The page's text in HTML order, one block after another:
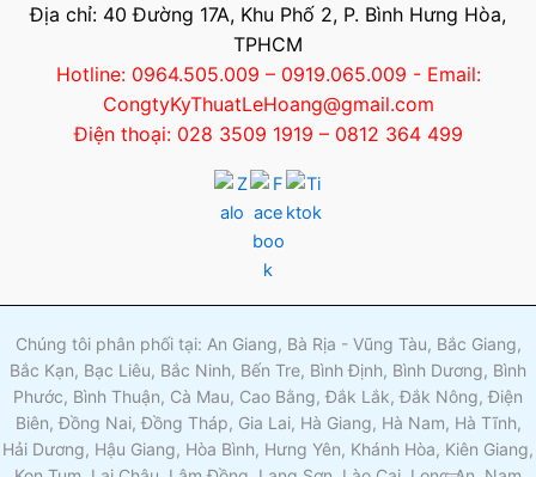
Địa chỉ: 40 Đường 17A, Khu Phố 2, P. Bình Hưng Hòa,
TPHCM
Hotline: 0964.505.009 – 0919.065.009 - Email:
CongtyKyThuatLeHoang@gmail.com
Điện thoại: 028 3509 1919 – 0812 364 499
Chúng tôi phân phối tại: An Giang, Bà Rịa - Vũng Tàu, Bắc Giang,
Bắc Kạn, Bạc Liêu, Bắc Ninh, Bến Tre, Bình Định, Bình Dương, Bình
Phước, Bình Thuận, Cà Mau, Cao Bằng, Đắk Lắk, Đắk Nông, Điện
Biên, Đồng Nai, Đồng Tháp, Gia Lai, Hà Giang, Hà Nam, Hà Tĩnh,
Hải Dương, Hậu Giang, Hòa Bình, Hưng Yên, Khánh Hòa, Kiên Giang,